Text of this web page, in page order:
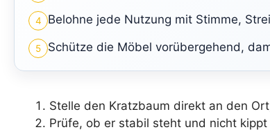
4 Belohne jede Nutzung mit Stimme,
5 Schütze die Möbel vorübergehend,
Stelle den Kratzbaum direkt an den
Prüfe, ob er stabil steht und nicht